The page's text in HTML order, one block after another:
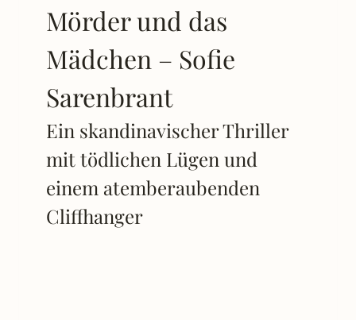
Mörder und das
Mädchen – Sofie
Sarenbrant
Ein skandinavischer Thriller
mit tödlichen Lügen und
einem atemberaubenden
Cliffhanger